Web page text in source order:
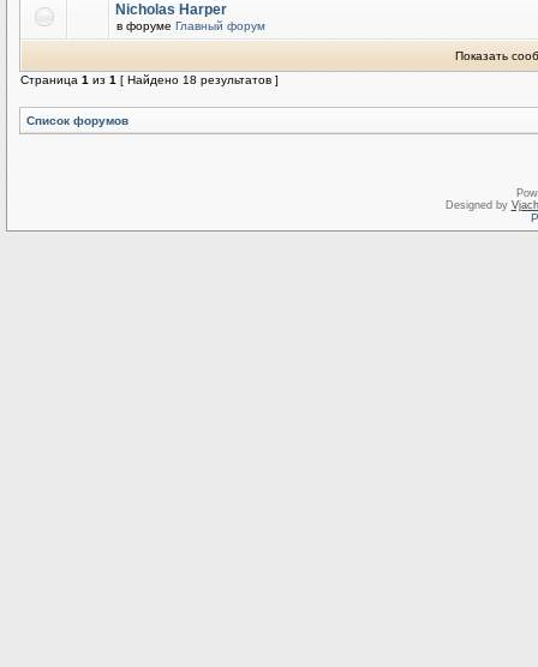
Nicholas Harper
в форуме Главный форум
Показать
Страница 1 из 1 [ Найдено 18 результатов ]
Список форумов
Designed by